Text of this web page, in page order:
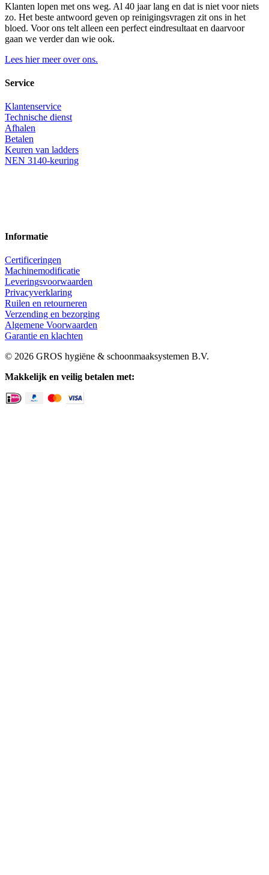
Klanten lopen met ons weg. Al 40 jaar lang en dat is niet voor niets
zo. Het beste antwoord geven op reinigingsvragen zit ons in het
bloed. Voor ons telt alleen een perfect eindresultaat en daarvoor
gaan we verder dan wie ook.
Lees hier meer over ons.
Service
Klantenservice
Technische dienst
Afhalen
Betalen
Keuren van ladders
NEN 3140-keuring
Informatie
Certificeringen
Machinemodificatie
Leveringsvoorwaarden
Privacyverklaring
Ruilen en retourneren
Verzending en bezorging
Algemene Voorwaarden
Garantie en klachten
© 2026 GROS hygiëne & schoonmaaksystemen B.V.
Makkelijk en veilig betalen met: